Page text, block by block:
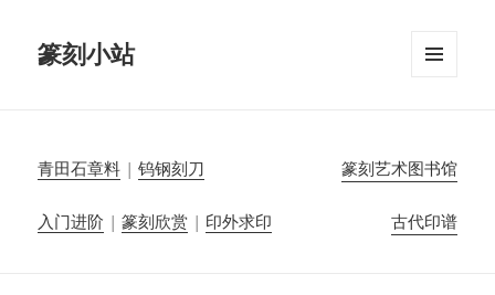
篆刻小站
青田石章料 |钨钢刻刀 篆刻艺术图书馆
入门进阶 |篆刻欣赏 | 印外求印 古代印谱